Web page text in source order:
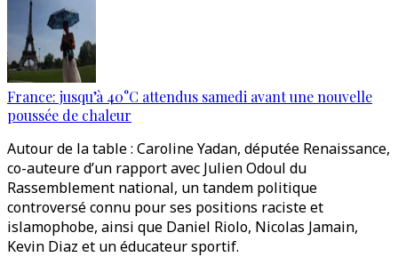
France: jusqu’à 40°C attendus samedi avant une nouvelle
poussée de chaleur
Autour de la table : Caroline Yadan, députée Renaissance,
co-auteure d’un rapport avec Julien Odoul du
Rassemblement national, un tandem politique
controversé connu pour ses positions raciste et
islamophobe, ainsi que Daniel Riolo, Nicolas Jamain,
Kevin Diaz et un éducateur sportif.